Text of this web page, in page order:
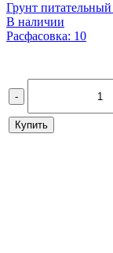
Грунт
В наличии
Расфасовка: 10
-
Купить